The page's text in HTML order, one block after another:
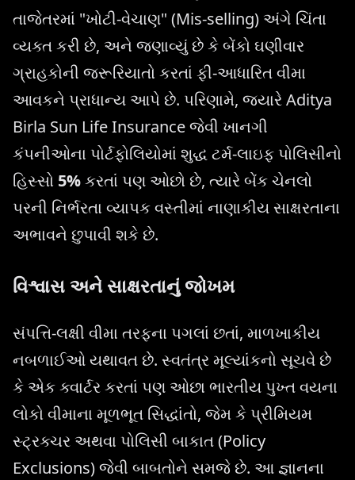
તાજેતરમાં "ખોટી-વેચાણ" (Mis-selling) અંગે ચિંતા
વ્યક્ત કરી છે, અને જણાવ્યું છે કે બેંકો ઘણીવાર
ગ્રાહકોની જરૂરિયાતો કરતાં ફી-આધારિત વીમા
આવકને પ્રાધાન્ય આપે છે. પરિણામે, જ્યારે Aditya
Birla Sun Life Insurance જેવી ખાનગી
કંપનીઓના પોર્ટફોલિયોમાં શુદ્ધ ટર્મ-લાઇફ પોલિસીનો
હિસ્સો 5%કરતાં પણ ઓછો છે, ત્યારે બેંક ચેનલો
પરની નિર્ભરતા વ્યાપક વસ્તીમાં નાણાકીય સાક્ષરતાના
અભાવને છુપાવી શકે છે.
વિશ્વાસ અને સાક્ષરતાનું જોખમ
સંપત્તિ-લક્ષી વીમા તરફના પગલાં છતાં, માળખાકીય
નબળાઈઓ યથાવત છે. સ્વતંત્ર મૂલ્યાંકનો સૂચવે છે
કે એક ક્વાર્ટર કરતાં પણ ઓછા ભારતીય પુખ્ત વયના
લોકો વીમાના મૂળભૂત સિદ્ધાંતો, જેમ કે પ્રીમિયમ
સ્ટ્રક્ચર અથવા પોલિસી બાકાત (Policy
Exclusions) જેવી બાબતોને સમજે છે. આ જ્ઞાનના